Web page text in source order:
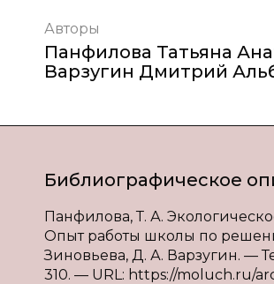
Авторы
Панфилова Татьяна
Варзугин Дмитрий
Библиографическое
Панфилова, Т. А.
Опыт работы школы по
Зиновьева, Д. А. Варзугин. —
310. — URL: https://moluch.ru/